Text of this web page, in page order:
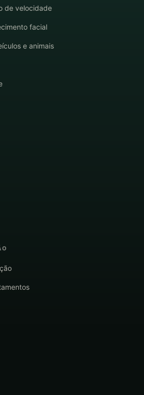
de velocidade
facial
e animais